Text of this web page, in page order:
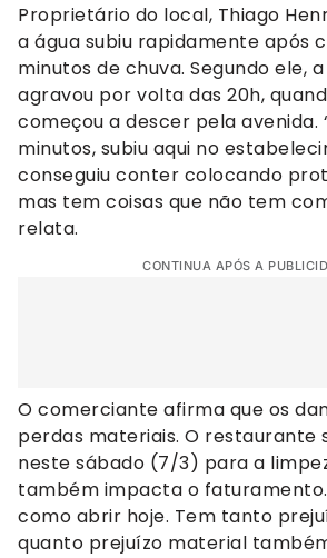
Proprietário do local, Thiago
a água subiu rapidamente após
minutos de chuva. Segundo ele,
agravou por volta das 20h,
começou a descer pela avenida.
minutos, subiu aqui no
conseguiu conter colocando
mas tem coisas que não tem
relata.
CONTINUA APÓS A
O comerciante afirma que os
perdas materiais. O restaurante
neste sábado (7/3) para a
também impacta o faturamento.
como abrir hoje. Tem tanto
quanto prejuízo material